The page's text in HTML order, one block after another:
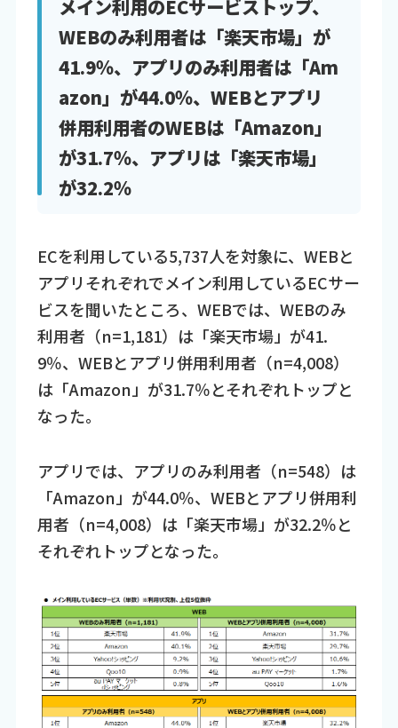
メイン利用のECサービストップ、
WEBのみ利用者は「楽天市場」が
41.9％、アプリのみ利用者は「Am
azon」が44.0％、WEBとアプリ
併用利用者のWEBは「Amazon」
が31.7％、アプリは「楽天市場」
が32.2％
ECを利用している5,737人を対象に、WEBと
アプリそれぞれでメイン利用しているECサー
ビスを聞いたところ、WEBでは、WEBのみ
利用者（n=1,181）は「楽天市場」が41.
9％、WEBとアプリ併用利用者（n=4,008）
は「Amazon」が31.7％とそれぞれトップと
なった。
アプリでは、アプリのみ利用者（n=548）は
「Amazon」が44.0％、WEBとアプリ併用利
用者（n=4,008）は「楽天市場」が32.2％と
それぞれトップとなった。